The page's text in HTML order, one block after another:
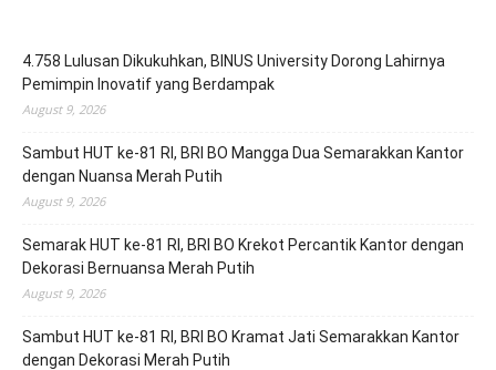
4.758 Lulusan Dikukuhkan, BINUS University Dorong Lahirnya
Pemimpin Inovatif yang Berdampak
August 9, 2026
Sambut HUT ke-81 RI, BRI BO Mangga Dua Semarakkan Kantor
dengan Nuansa Merah Putih
August 9, 2026
Semarak HUT ke-81 RI, BRI BO Krekot Percantik Kantor dengan
Dekorasi Bernuansa Merah Putih
August 9, 2026
Sambut HUT ke-81 RI, BRI BO Kramat Jati Semarakkan Kantor
dengan Dekorasi Merah Putih